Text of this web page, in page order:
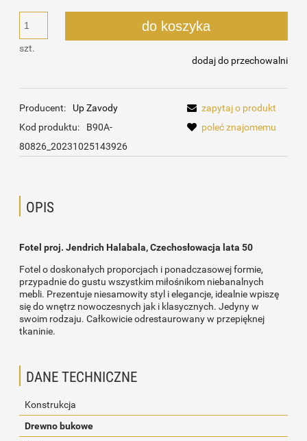
szt.
do koszyka
dodaj do przechowalni
Producent:
Up Zavody
Kod produktu:
B90A-
80826_20231025143926
zapytaj o produkt
poleć znajomemu
OPIS
Fotel proj. Jendrich Halabala, Czechosłowacja lata 50
Fotel o doskonałych proporcjach i ponadczasowej formie,
przypadnie do gustu wszystkim miłośnikom niebanalnych
mebli. Prezentuje niesamowity styl i elegancje, idealnie wpiszę
się do wnętrz nowoczesnych jak i klasycznych. Jedyny w
swoim rodzaju. Całkowicie odrestaurowany w przepięknej
tkaninie.
DANE TECHNICZNE
Konstrukcja
Drewno bukowe